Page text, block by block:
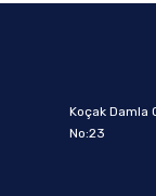
Koçak Damla
No:23